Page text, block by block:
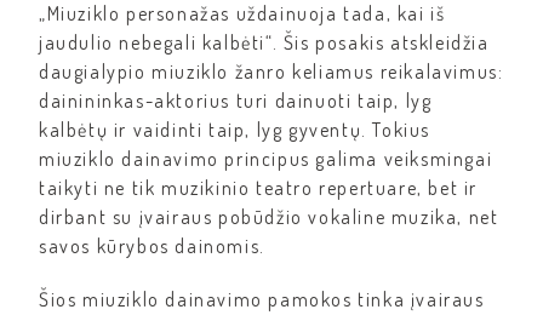
„Miuziklo personažas uždainuoja tada, kai iš
jaudulio nebegali kalbėti“. Šis posakis atskleidžia
daugialypio miuziklo žanro keliamus reikalavimus:
dainininkas-aktorius turi dainuoti taip, lyg
kalbėtų ir vaidinti taip, lyg gyventų. Tokius
miuziklo dainavimo principus galima veiksmingai
taikyti ne tik muzikinio teatro repertuare, bet ir
dirbant su įvairaus pobūdžio vokaline muzika, net
savos kūrybos dainomis.
Šios miuziklo dainavimo pamokos tinka įvairaus